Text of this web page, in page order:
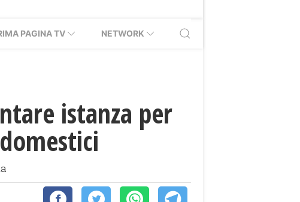
PAGINA TV NETWORK
istanza per